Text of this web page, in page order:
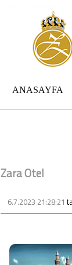
ANASAYFA
Zara Otel
6.7.2023 21:28:21